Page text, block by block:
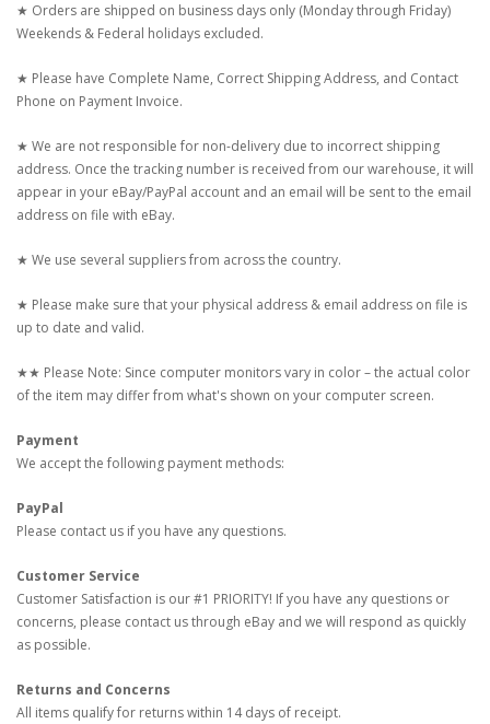
★ Orders are shipped on business days only (Monday through Friday)
Weekends & Federal holidays excluded.
★ Please have Complete Name, Correct Shipping Address, and Contact
Phone on Payment Invoice.
★ We are not responsible for non-delivery due to incorrect shipping
address. Once the tracking number is received from our warehouse, it will
appear in your eBay/PayPal account and an email will be sent to the email
address on file with eBay.
★ We use several suppliers from across the country.
★ Please make sure that your physical address & email address on file is
up to date and valid.
★★ Please Note: Since computer monitors vary in color – the actual color
of the item may differ from what's shown on your computer screen.
Payment
We accept the following payment methods:
PayPal
Please contact us if you have any questions.
Customer Service
Customer Satisfaction is our #1 PRIORITY! If you have any questions or
concerns, please contact us through eBay and we will respond as quickly
as possible.
Returns and Concerns
All items qualify for returns within 14 days of receipt.